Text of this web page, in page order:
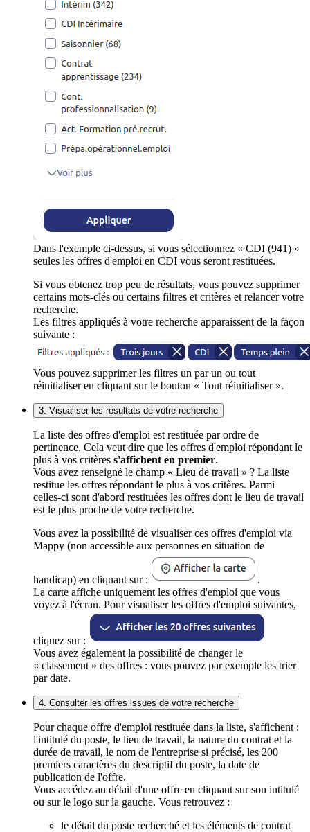
Dans l'exemple ci-dessus, si vous sélectionnez « CDI (941) »
seules les offres d'emploi en CDI vous seront restituées.
Si vous obtenez trop peu de résultats, vous pouvez supprimer
certains mots-clés ou certains filtres et critères et relancer votre
recherche.
Les filtres appliqués à votre recherche apparaissent de la façon
suivante :
Vous pouvez supprimer les filtres un par un ou tout
réinitialiser en cliquant sur le bouton « Tout réinitialiser ».
3. Visualiser les résultats de votre recherche
La liste des offres d'emploi est restituée par ordre de
pertinence. Cela veut dire que les offres d'emploi répondant le
plus à vos critères s'affichent en premier.
Vous avez renseigné le champ « Lieu de travail » ? La liste
restitue les offres répondant le plus à vos critères. Parmi
celles-ci sont d'abord restituées les offres dont le lieu de travail
est le plus proche de votre recherche.
Vous avez la possibilité de visualiser ces offres d'emploi via
Mappy (non accessible aux personnes en situation de
handicap) en cliquant sur :
.
La carte affiche uniquement les offres d'emploi que vous
voyez à l'écran. Pour visualiser les offres d'emploi suivantes,
cliquez sur :
Vous avez également la possibilité de changer le
« classement » des offres : vous pouvez par exemple les trier
par date.
4. Consulter les offres issues de votre recherche
Pour chaque offre d'emploi restituée dans la liste, s'affichent :
l'intitulé du poste, le lieu de travail, la nature du contrat et la
durée de travail, le nom de l'entreprise si précisé, les 200
premiers caractères du descriptif du poste, la date de
publication de l'offre.
Vous accédez au détail d'une offre en cliquant sur son intitulé
ou sur le logo sur la gauche. Vous retrouvez :
le détail du poste recherché et les éléments de contrat